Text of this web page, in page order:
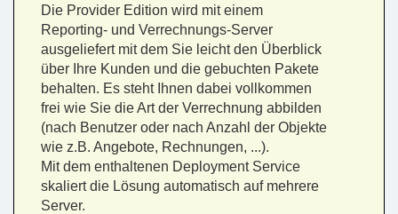
Die Provider Edition wird mit einem
Reporting- und Verrechnungs-Server
ausgeliefert mit dem Sie leicht den Überblick
über Ihre Kunden und die gebuchten Pakete
behalten. Es steht Ihnen dabei vollkommen
frei wie Sie die Art der Verrechnung abbilden
(nach Benutzer oder nach Anzahl der Objekte
wie z.B. Angebote, Rechnungen, ...).
Mit dem enthaltenen Deployment Service
skaliert die Lösung automatisch auf mehrere
Server.